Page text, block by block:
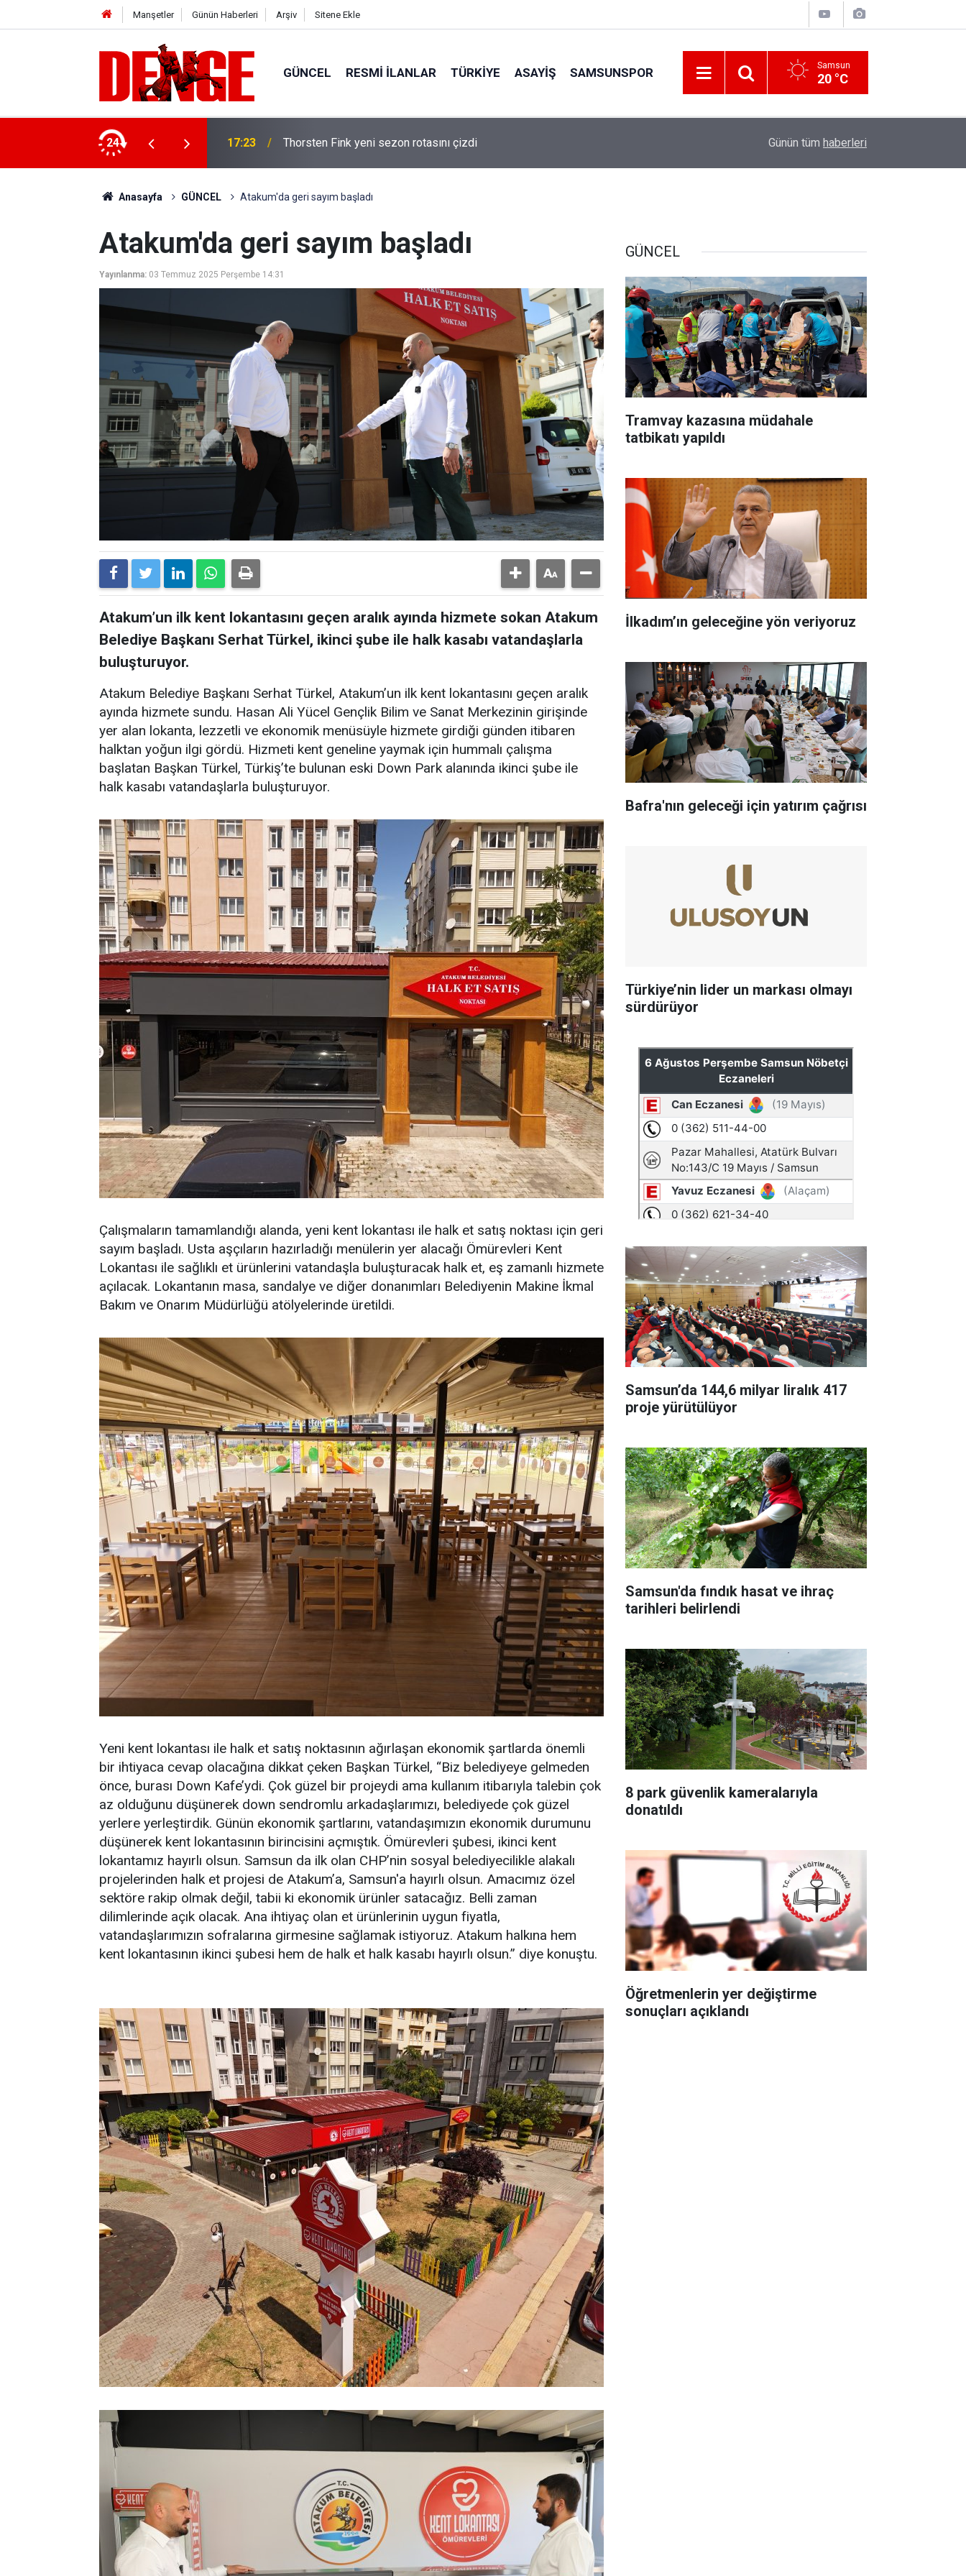
Manşetler Günün Haberleri Arşiv Sitene Ekle
GÜNCEL RESMI İLANLAR TÜRKİYE ASAYİŞ SAMSUNSPOR Samsun
20 °C
24 17:23 Thorsten Fink yeni sezon rotasını çizdi Vatandaşlar evlerinden danışmanlık hizmeti
Günün tüm haberleri
Anasayfa GÜNCEL Atakum'da geri sayım başladı
Atakum'da geri sayım başladı
Yayınlanma: 03 Temmuz 2025 Perşembe 14:31
Atakum’un ilk kent lokantasını geçen aralık ayında hizmete sokan Atakum
Belediye Başkanı Serhat Türkel, ikinci şube ile halk kasabı vatandaşlarla
buluşturuyor.
Atakum Belediye Başkanı Serhat Türkel, Atakum’un ilk kent lokantasını geçen aralık
ayında hizmete sundu. Hasan Ali Yücel Gençlik Bilim ve Sanat Merkezinin girişinde
yer alan lokanta, lezzetli ve ekonomik menüsüyle hizmete girdiği günden itibaren
halktan yoğun ilgi gördü. Hizmeti kent geneline yaymak için hummalı çalışma
başlatan Başkan Türkel, Türkiş’te bulunan eski Down Park alanında ikinci şube ile
halk kasabı vatandaşlarla buluşturuyor.
Çalışmaların tamamlandığı alanda, yeni kent lokantası ile halk et satış noktası için geri
sayım başladı. Usta aşçıların hazırladığı menülerin yer alacağı Ömürevleri Kent
Lokantası ile sağlıklı et ürünlerini vatandaşla buluşturacak halk et, eş zamanlı hizmete
açılacak. Lokantanın masa, sandalye ve diğer donanımları Belediyenin Makine İkmal
Bakım ve Onarım Müdürlüğü atölyelerinde üretildi.
Yeni kent lokantası ile halk et satış noktasının ağırlaşan ekonomik şartlarda önemli
bir ihtiyaca cevap olacağına dikkat çeken Başkan Türkel, “Biz belediyeye gelmeden
önce, burası Down Kafe’ydi. Çok güzel bir projeydi ama kullanım itibarıyla talebin çok
az olduğunu düşünerek down sendromlu arkadaşlarımızı, belediyede çok güzel
yerlere yerleştirdik. Günün ekonomik şartlarını, vatandaşımızın ekonomik durumunu
düşünerek kent lokantasının birincisini açmıştık. Ömürevleri şubesi, ikinci kent
lokantamız hayırlı olsun. Samsun da ilk olan CHP’nin sosyal belediyecilikle alakalı
projelerinden halk et projesi de Atakum’a, Samsun'a hayırlı olsun. Amacımız özel
sektöre rakip olmak değil, tabii ki ekonomik ürünler satacağız. Belli zaman
dilimlerinde açık olacak. Ana ihtiyaç olan et ürünlerinin uygun fiyatla,
vatandaşlarımızın sofralarına girmesine sağlamak istiyoruz. Atakum halkına hem
kent lokantasının ikinci şubesi hem de halk et halk kasabı hayırlı olsun.” diye konuştu.
GÜNCEL
Tramvay kazasına müdahale
tatbikatı yapıldı
İlkadım’ın geleceğine yön veriyoruz
Bafra'nın geleceği için yatırım çağrısı
Türkiye’nin lider un markası olmayı
sürdürüyor
Samsun’da 144,6 milyar liralık 417
proje yürütülüyor
Samsun'da fındık hasat ve ihraç
tarihleri belirlendi
8 park güvenlik kameralarıyla
donatıldı
Öğretmenlerin yer değiştirme
sonuçları açıklandı